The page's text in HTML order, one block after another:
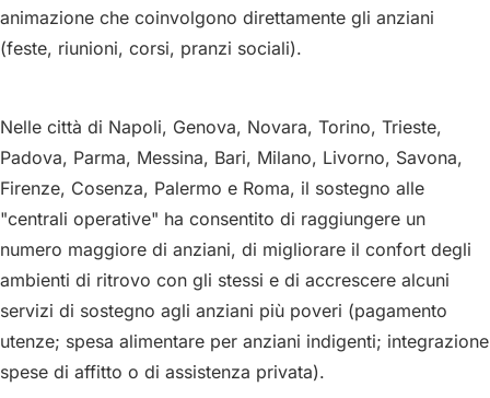
animazione che coinvolgono direttamente gli anziani
(feste, riunioni, corsi, pranzi sociali).
Nelle città di Napoli, Genova, Novara, Torino, Trieste,
Padova, Parma, Messina, Bari, Milano, Livorno, Savona,
Firenze, Cosenza, Palermo e Roma, il sostegno alle
"centrali operative" ha consentito di raggiungere un
numero maggiore di anziani, di migliorare il confort degli
ambienti di ritrovo con gli stessi e di accrescere alcuni
servizi di sostegno agli anziani più poveri (pagamento
utenze; spesa alimentare per anziani indigenti; integrazione
spese di affitto o di assistenza privata).